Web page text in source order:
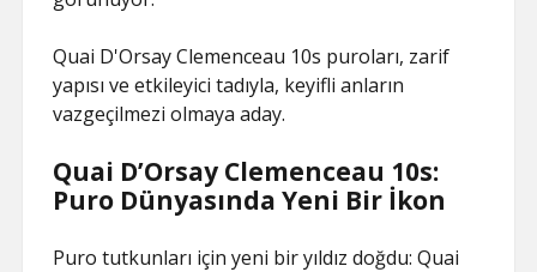
Quai D'Orsay Clemenceau 10s puroları, zarif
yapısı ve etkileyici tadıyla, keyifli anların
vazgeçilmezi olmaya aday.
Quai D’Orsay Clemenceau 10s:
Puro Dünyasında Yeni Bir İkon
Puro tutkunları için yeni bir yıldız doğdu: Quai